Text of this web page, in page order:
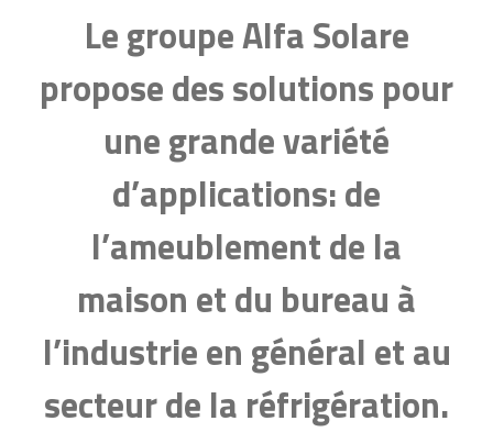
Le groupe Alfa Solare
propose des solutions pour
une grande variété
d’applications: de
l’ameublement de la
maison et du bureau à
l’industrie en général et au
secteur de la réfrigération.